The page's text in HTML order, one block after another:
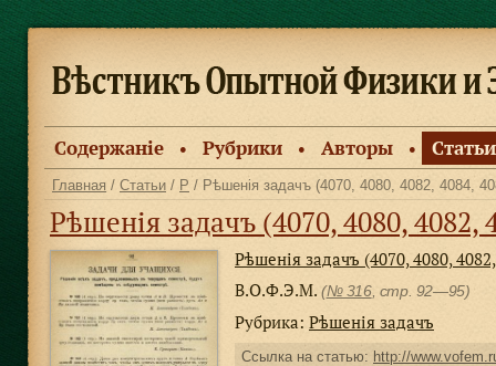
Содержанiе ● Рубрики ● Авторы ● Статьи
Главная / Статьи / Р / Рѣшенiя задачъ (4070, 4080, 4082, 4084,
Рѣшенiя задачъ (4070, 4080, 4082,
Рѣшенiя задачъ (4070, 4080,
В.О.Ф.Э.М. (№ 316, стр. 92—95)
Рубрика: Рѣшенiя задачъ
Ссылка на статью: http://